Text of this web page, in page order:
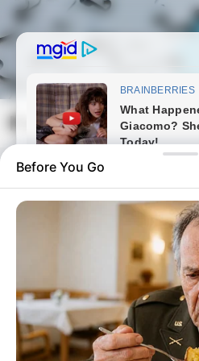
Skip
to
content
Magyarmozaik.com
Before You Go